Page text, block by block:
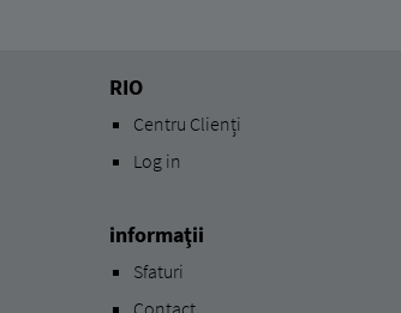
RIO
Centru Clienți
Log in
informaţii
Sfaturi